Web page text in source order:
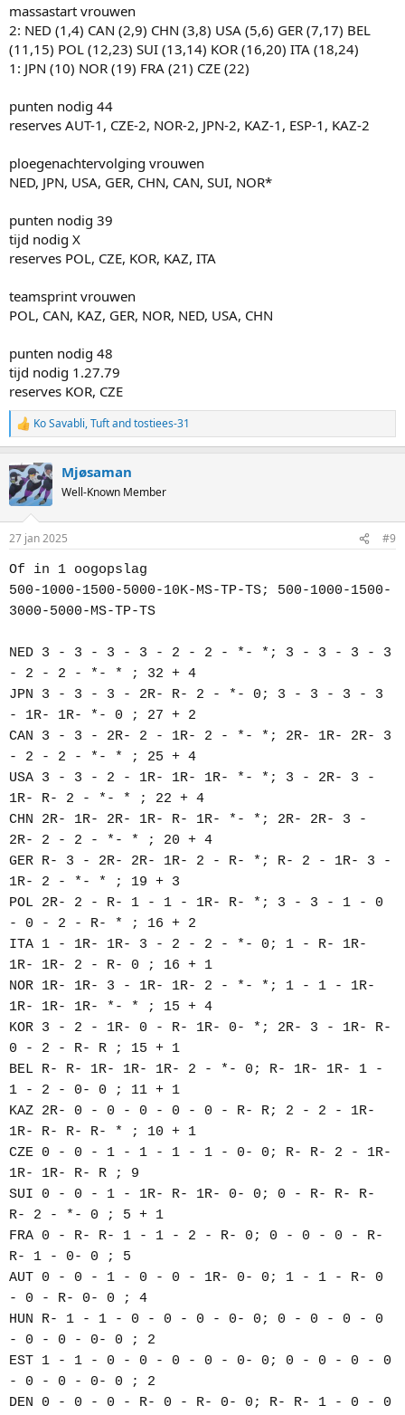
massastart vrouwen
2: NED (1,4) CAN (2,9) CHN (3,8) USA (5,6) GER (7,17) BEL
(11,15) POL (12,23) SUI (13,14) KOR (16,20) ITA (18,24)
1: JPN (10) NOR (19) FRA (21) CZE (22)
punten nodig 44
reserves AUT-1, CZE-2, NOR-2, JPN-2, KAZ-1, ESP-1, KAZ-2
ploegenachtervolging vrouwen
NED, JPN, USA, GER, CHN, CAN, SUI, NOR*
punten nodig 39
tijd nodig X
reserves POL, CZE, KOR, KAZ, ITA
teamsprint vrouwen
POL, CAN, KAZ, GER, NOR, NED, USA, CHN
punten nodig 48
tijd nodig 1.27.79
reserves KOR, CZE
R
e
c
t
i
s
Ko Savabli,Tuftandtostiees-31
Mjøsaman
Well-Known Member
27 jan 2025 #9
Of in 1 oogopslag
500-1000-1500-5000-10K-MS-TP-TS; 500-1000-1500-
3000-5000-MS-TP-TS
NED 3 - 3 - 3 - 3 - 2 - 2 - *- *; 3 - 3 - 3 - 3
- 2 - 2 - *- * ; 32 + 4
JPN 3 - 3 - 3 - 2R- R- 2 - *- 0; 3 - 3 - 3 - 3
- 1R- 1R- *- 0 ; 27 + 2
CAN 3 - 3 - 2R- 2 - 1R- 2 - *- *; 2R- 1R- 2R- 3
- 2 - 2 - *- * ; 25 + 4
USA 3 - 3 - 2 - 1R- 1R- 1R- *- *; 3 - 2R- 3 -
1R- R- 2 - *- * ; 22 + 4
CHN 2R- 1R- 2R- 1R- R- 1R- *- *; 2R- 2R- 3 -
2R- 2 - 2 - *- * ; 20 + 4
GER R- 3 - 2R- 2R- 1R- 2 - R- *; R- 2 - 1R- 3 -
1R- 2 - *- * ; 19 + 3
POL 2R- 2 - R- 1 - 1 - 1R- R- *; 3 - 3 - 1 - 0
- 0 - 2 - R- * ; 16 + 2
ITA 1 - 1R- 1R- 3 - 2 - 2 - *- 0; 1 - R- 1R-
1R- 1R- 2 - R- 0 ; 16 + 1
NOR 1R- 1R- 3 - 1R- 1R- 2 - *- *; 1 - 1 - 1R-
1R- 1R- 1R- *- * ; 15 + 4
KOR 3 - 2 - 1R- 0 - R- 1R- 0- *; 2R- 3 - 1R- R-
0 - 2 - R- R ; 15 + 1
BEL R- R- 1R- 1R- 1R- 2 - *- 0; R- 1R- 1R- 1 -
1 - 2 - 0- 0 ; 11 + 1
KAZ 2R- 0 - 0 - 0 - 0 - 0 - R- R; 2 - 2 - 1R-
1R- R- R- R- * ; 10 + 1
CZE 0 - 0 - 1 - 1 - 1 - 1 - 0- 0; R- R- 2 - 1R-
1R- 1R- R- R ; 9
SUI 0 - 0 - 1 - 1R- R- 1R- 0- 0; 0 - R- R- R-
R- 2 - *- 0 ; 5 + 1
FRA 0 - R- R- 1 - 1 - 2 - R- 0; 0 - 0 - 0 - R-
R- 1 - 0- 0 ; 5
AUT 0 - 0 - 1 - 0 - 0 - 1R- 0- 0; 1 - 1 - R- 0
- 0 - R- 0- 0 ; 4
HUN R- 1 - 1 - 0 - 0 - 0 - 0- 0; 0 - 0 - 0 - 0
- 0 - 0 - 0- 0 ; 2
EST 1 - 1 - 0 - 0 - 0 - 0 - 0- 0; 0 - 0 - 0 - 0
- 0 - 0 - 0- 0 ; 2
DEN 0 - 0 - 0 - R- 0 - R- 0- 0; R- R- 1 - 0 - 0